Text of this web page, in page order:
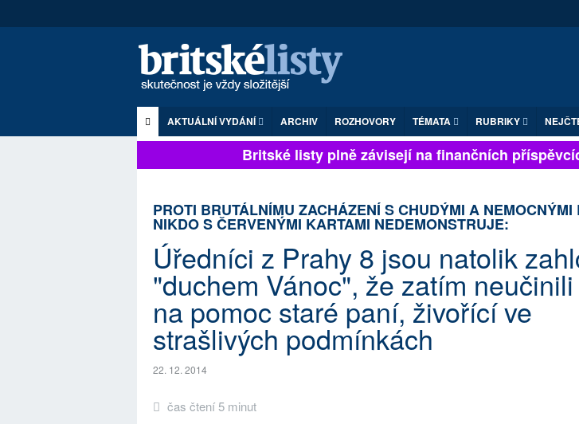
AKTUÁLNÍ VYDÁNÍ ARCHIV ROZHOVORY TÉMATA RUBRIKY
Britské listy plně závisejí na finančních
PROTI BRUTÁLNÍMU ZACHÁZENÍ S CHUDÝMI A NEMOCNÝMI
NIKDO S ČERVENÝMI KARTAMI NEDEMONSTRUJE:
Úředníci z Prahy 8 jsou natolik
"duchem Vánoc", že zatím
na pomoc staré paní, živořící ve
strašlivých podmínkách
22. 12. 2014
čas čtení 5 minut